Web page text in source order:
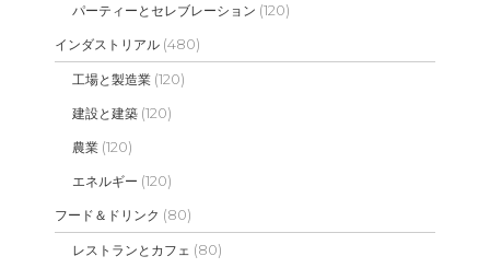
パーティーとセレブレーション (120)
インダストリアル (480)
工場と製造業 (120)
建設と建築 (120)
農業 (120)
エネルギー (120)
フード＆ドリンク (80)
レストランとカフェ (80)